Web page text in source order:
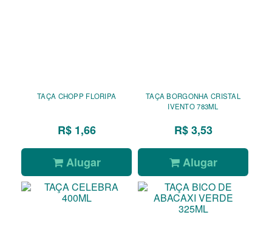
TAÇA CHOPP FLORIPA
R$ 1,66
Alugar
TAÇA BORGONHA CRISTAL
IVENTO 783ML
R$ 3,53
Alugar